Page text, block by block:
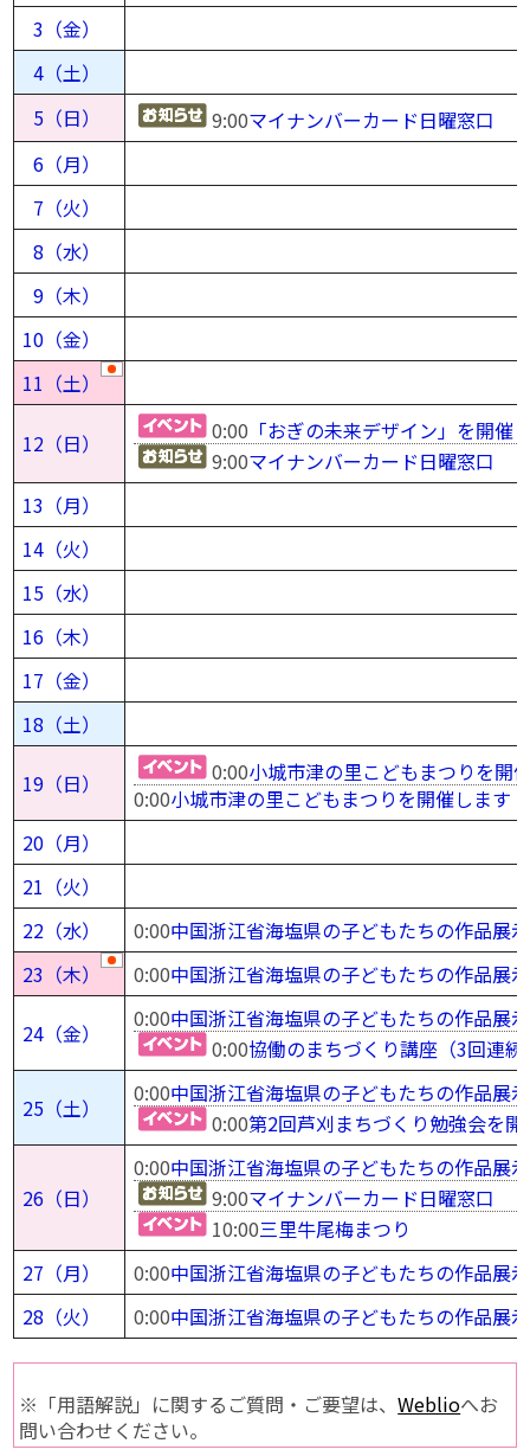
3（金）
4（土）
5（日）
9:00マイナンバーカード日曜窓口
6（月）
7（火）
8（水）
9（木）
10（金）
11（土）
12（日） 0:00 「おぎの未来デザイン」を開催
9:00マイナンバーカード日曜窓口
13（月）
14（火）
15（水）
16（木）
17（金）
18（土）
19（日） 0:00小城市津の里こどもまつりを開
0:00小城市津の里こどもまつりを開催します！
20（月）
21（火）
22（水）
0:00中国浙江省海塩県の子どもたちの作品展示
23（木）
0:00中国浙江省海塩県の子どもたちの作品展示
24（金）
0:00中国浙江省海塩県の子どもたちの作品展示
0:00協働のまちづくり講座（3回連
25（土）
0:00中国浙江省海塩県の子どもたちの作品展示
0:00第2回芦刈まちづくり勉強会を
26（日）
0:00中国浙江省海塩県の子どもたちの作品展示
9:00マイナンバーカード日曜窓口
10:00三里牛尾梅まつり
27（月）
0:00中国浙江省海塩県の子どもたちの作品展示
28（火）
0:00中国浙江省海塩県の子どもたちの作品展示
※「用語解説」に関するご質問・ご要望は、Weblioへお
問い合わせください。